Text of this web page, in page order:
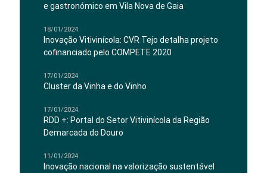
e gastronómico em Vila Nova de Gaia
18/01/2024
Inovação Vitivinícola: CVR Tejo detalha projeto
cofinanciado pelo COMPETE 2020
17/01/2024
Cluster da Vinha e do Vinho
17/01/2024
RDD +: Portal do Setor Vitivinícola da Região
Demarcada do Douro
11/01/2024
Inovação nacional na valorização sustentável